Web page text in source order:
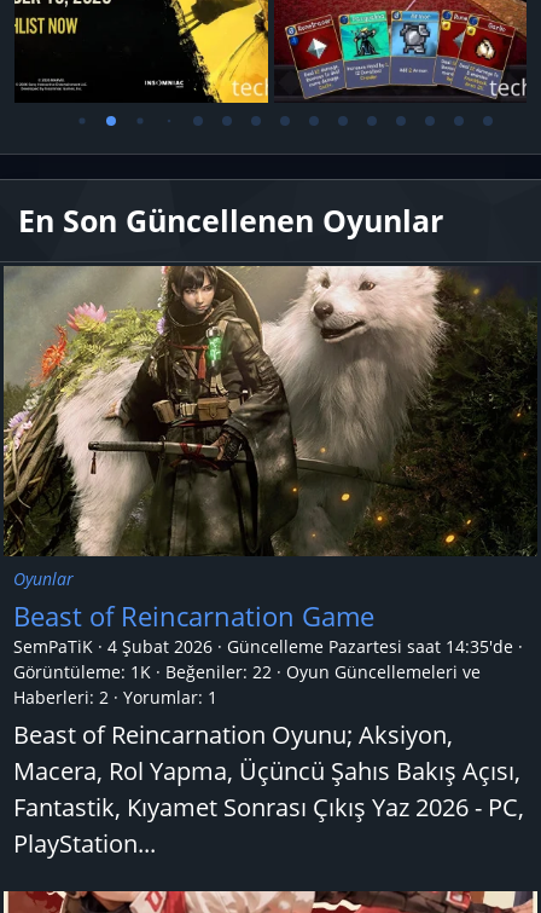
En Son Güncellenen Oyunlar
Oyunlar
Beast of Reincarnation Game
SemPaTiK 4 Şubat 2026 Güncelleme Pazartesi saat 14:35'de
Görüntüleme: 1K
Beğeniler: 22
Oyun Güncellemeleri ve
Haberleri: 2 Yorumlar: 1
Beast of Reincarnation Oyunu; Aksiyon,
Macera, Rol Yapma, Üçüncü Şahıs Bakış Açısı,
Fantastik, Kıyamet Sonrası Çıkış Yaz 2026 - PC,
PlayStation...